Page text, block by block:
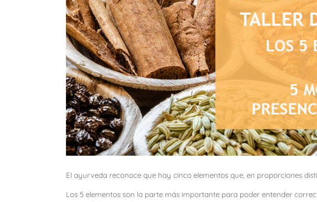
El ayurveda reconoce que hay cinco elementos que, en proporciones
Los 5 elementos son la parte más importante para poder entender